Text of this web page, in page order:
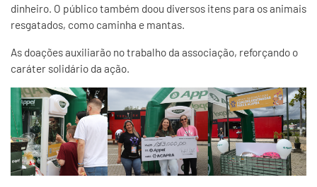
dinheiro. O público também doou diversos itens para os animais
resgatados, como caminha e mantas.
As doações auxiliarão no trabalho da associação, reforçando o
caráter solidário da ação.